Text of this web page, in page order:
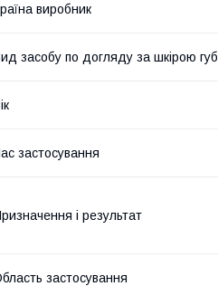
виробник
засобу по догляду за шкірою губ
застосування
і результат
застосування